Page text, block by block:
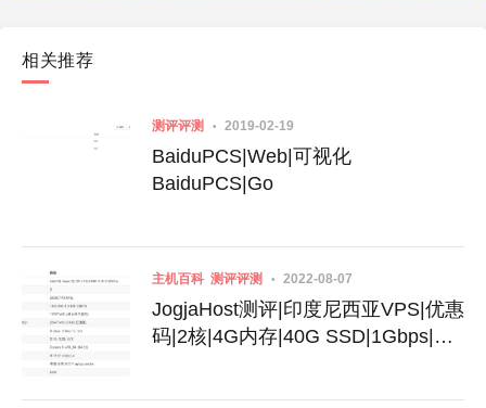
相关推荐
测评评测 2019-02-19
BaiduPCS|Web|可视化
BaiduPCS|Go
主机百科 测评评测 2022-08-07
JogjaHost测评|印度尼西亚VPS|优惠
码|2核|4G内存|40G SSD|1Gbps|不